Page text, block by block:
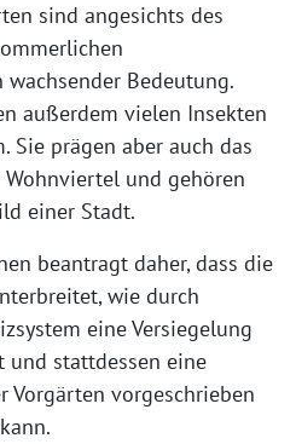
sind angesichts des
Bedeutung.
außerdem vielen Insekten
Sie prägen aber auch das
und gehören
einer Stadt.
beantragt daher, dass die
wie durch
eine Versiegelung
und stattdessen eine
Vorgärten vorgeschrieben